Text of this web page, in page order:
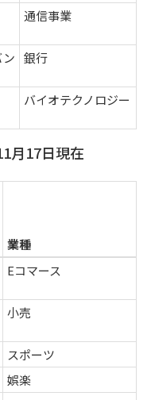
通信事業
銀行
バイオテクノロジー
月17日現在
業種
Eコマース
小売
スポーツ
娯楽